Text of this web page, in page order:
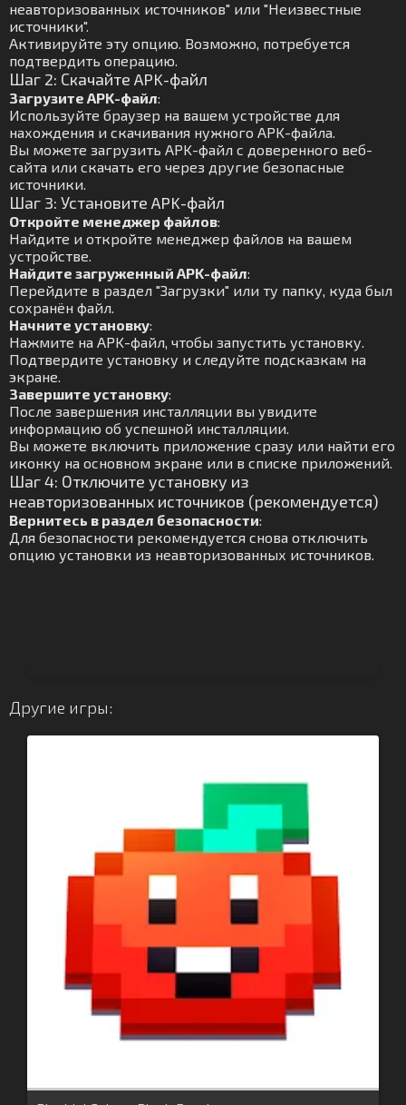
неавторизованных источников" или "Неизвестные
источники".
Активируйте эту опцию. Возможно, потребуется
подтвердить операцию.
Шаг 2: Скачайте APK-файл
Загрузите APK-файл:
Используйте браузер на вашем устройстве для
нахождения и скачивания нужного APK-файла.
Вы можете загрузить APK-файл с доверенного веб-
сайта или скачать его через другие безопасные
источники.
Шаг 3: Установите APK-файл
Откройте менеджер файлов:
Найдите и откройте менеджер файлов на вашем
устройстве.
Найдите загруженный APK-файл:
Перейдите в раздел "Загрузки" или ту папку, куда был
сохранён файл.
Начните установку:
Нажмите на APK-файл, чтобы запустить установку.
Подтвердите установку и следуйте подсказкам на
экране.
Завершите установку:
После завершения инсталляции вы увидите
информацию об успешной инсталляции.
Вы можете включить приложение сразу или найти его
иконку на основном экране или в списке приложений.
Шаг 4: Отключите установку из
неавторизованных источников (рекомендуется)
Вернитесь в раздел безопасности:
Для безопасности рекомендуется снова отключить
опцию установки из неавторизованных источников.
Другие игры: